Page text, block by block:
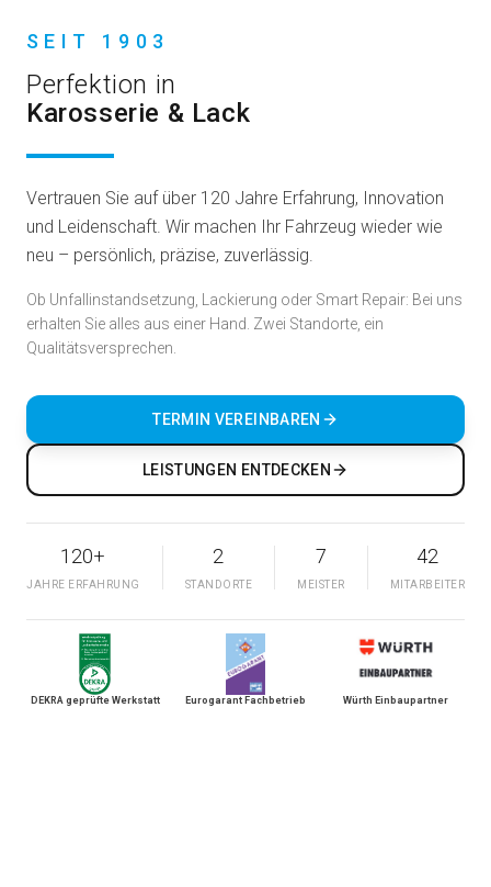
SEIT 1903
Perfektion in
Karosserie & Lack
Vertrauen Sie auf über 120 Jahre Erfahrung, Innovation
und Leidenschaft. Wir machen Ihr Fahrzeug wieder wie
neu – persönlich, präzise, zuverlässig.
Ob Unfallinstandsetzung, Lackierung oder Smart Repair: Bei uns
erhalten Sie alles aus einer Hand. Zwei Standorte, ein
Qualitätsversprechen.
TERMIN VEREINBAREN
LEISTUNGEN ENTDECKEN
120+
JAHRE ERFAHRUNG
2
STANDORTE
7
MEISTER
42
MITARBEITER
DEKRA geprüfte Werkstatt Eurogarant Fachbetrieb Würth Einbaupartner